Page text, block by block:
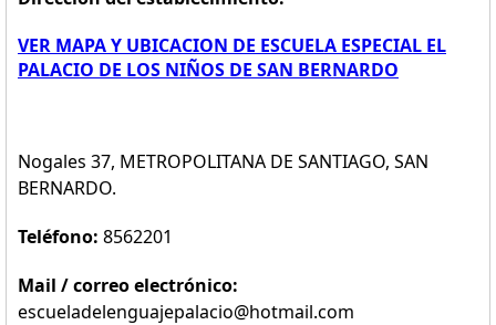
VER MAPA Y UBICACION DE ESCUELA ESPECIAL EL
PALACIO DE LOS NIÑOS DE SAN BERNARDO
Nogales 37, METROPOLITANA DE SANTIAGO, SAN
BERNARDO.
Teléfono: 8562201
Mail / correo electrónico:
escueladelenguajepalacio@hotmail.com